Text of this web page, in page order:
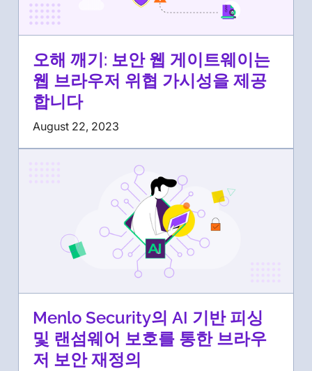
오해 깨기: 보안 웹 게이트웨이는
웹 브라우저 위협 가시성을 제공
합니다
August 22, 2023
Menlo Security의 AI 기반 피싱
및 랜섬웨어 보호를 통한 브라우
저 보안 재정의